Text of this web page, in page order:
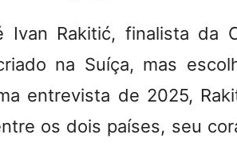
Ivan Rakitić, finalista da
na Suíça, mas
entrevista de 2025,
os dois países, seu